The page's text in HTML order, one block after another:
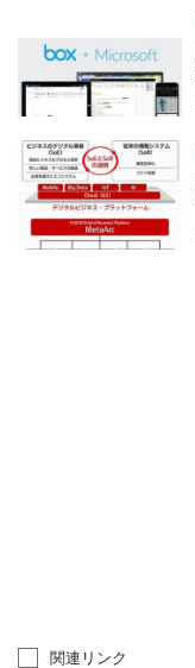
関連リンク